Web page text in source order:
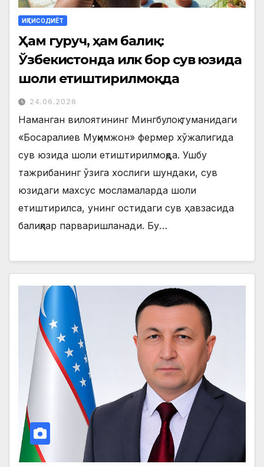
ИҚТИСОДИЁТ
Ҳам гуруч, ҳам балиқ:
Ўзбекистонда илк бор сув юзида
шоли етиштирилмоқда
24.06.2026
Наманган вилоятининг Мингбулоқ туманидаги
«Босаралиев Муқимжон» фермер хўжалигида
сув юзида шоли етиштирилмоқда. Ушбу
тажрибанинг ўзига хослиги шундаки, сув
юзидаги махсус мосламаларда шоли
етиштирилса, унинг остидаги сув ҳавзасида
балиқлар парваришланади. Бу…